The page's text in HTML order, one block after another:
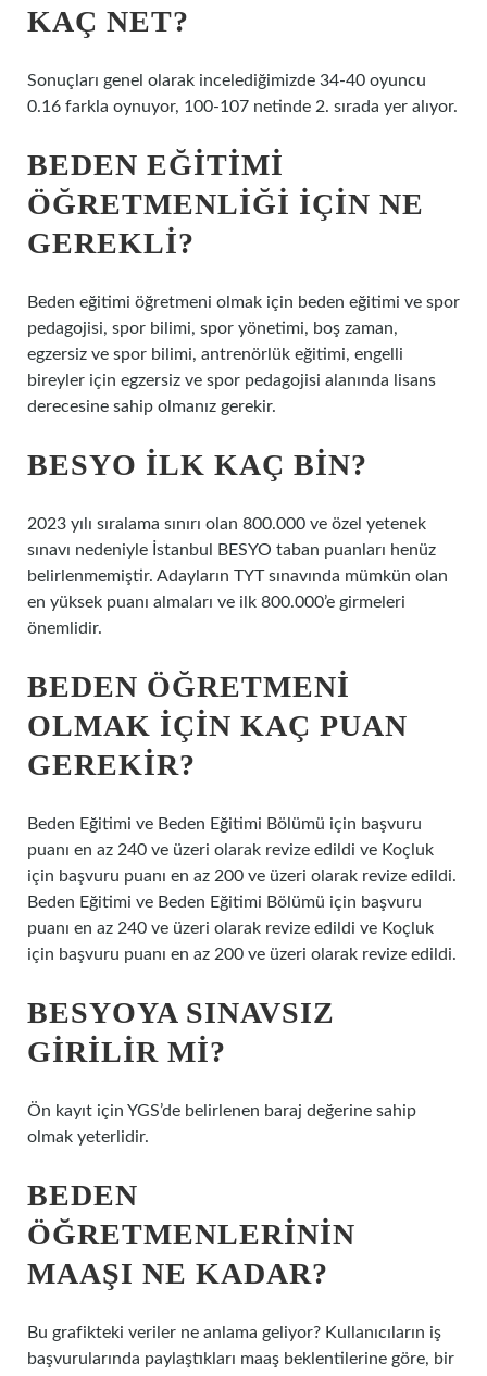
KAÇ NET?
Sonuçları genel olarak incelediğimizde 34-40 oyuncu
0.16 farkla oynuyor, 100-107 netinde 2. sırada yer alıyor.
BEDEN EĞITIMI
ÖĞRETMENLIĞI IÇIN NE
GEREKLI?
Beden eğitimi öğretmeni olmak için beden eğitimi ve spor
pedagojisi, spor bilimi, spor yönetimi, boş zaman,
egzersiz ve spor bilimi, antrenörlük eğitimi, engelli
bireyler için egzersiz ve spor pedagojisi alanında lisans
derecesine sahip olmanız gerekir.
BESYO ILK KAÇ BIN?
2023 yılı sıralama sınırı olan 800.000 ve özel yetenek
sınavı nedeniyle İstanbul BESYO taban puanları henüz
belirlenmemiştir. Adayların TYT sınavında mümkün olan
en yüksek puanı almaları ve ilk 800.000’e girmeleri
önemlidir.
BEDEN ÖĞRETMENI
OLMAK IÇIN KAÇ PUAN
GEREKIR?
Beden Eğitimi ve Beden Eğitimi Bölümü için başvuru
puanı en az 240 ve üzeri olarak revize edildi ve Koçluk
için başvuru puanı en az 200 ve üzeri olarak revize edildi.
Beden Eğitimi ve Beden Eğitimi Bölümü için başvuru
puanı en az 240 ve üzeri olarak revize edildi ve Koçluk
için başvuru puanı en az 200 ve üzeri olarak revize edildi.
BESYOYA SINAVSIZ
GIRILIR MI?
Ön kayıt için YGS’de belirlenen baraj değerine sahip
olmak yeterlidir.
BEDEN
ÖĞRETMENLERININ
MAAŞI NE KADAR?
Bu grafikteki veriler ne anlama geliyor? Kullanıcıların iş
başvurularında paylaştıkları maaş beklentilerine göre, bir